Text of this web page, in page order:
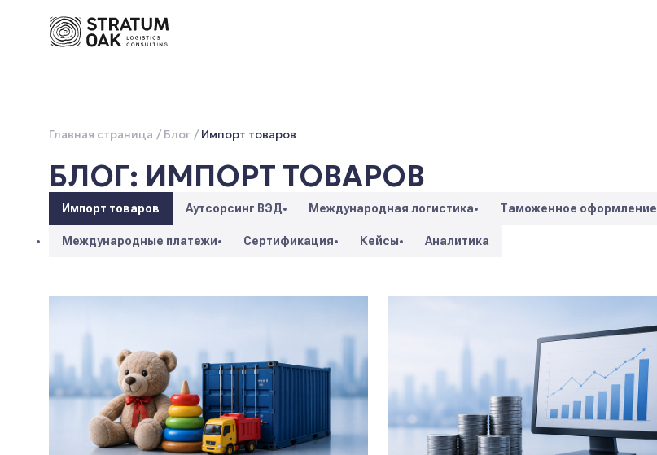
Главная страница Блог Импорт товаров
БЛОГ: ИМПОРТ ТОВАРОВ
Импорт товаров Аутсорсинг ВЭД Международная логистика Таможенное оформление
Международные платежи Сертификация Кейсы Аналитика